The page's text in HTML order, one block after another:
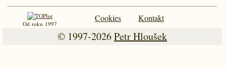
Od roku 1997
Cookies Kontakt
© 1997-2026Petr Hloušek